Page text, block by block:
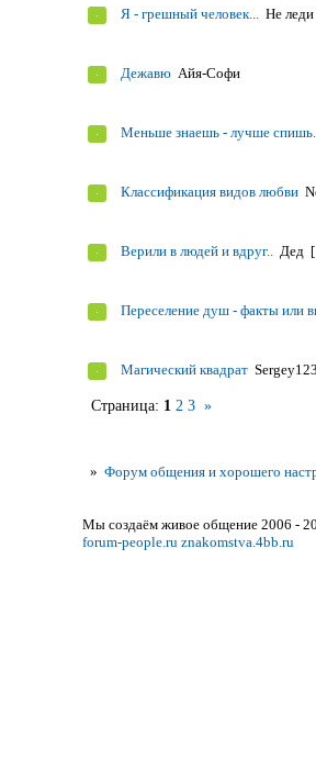
Я - грешный человек... Не леди
Дежавю Aйя-Софи
Меньше знаешь - лучше спишь.
Классификация видов любви
Верили в людей и вдруг.. Дед [
Переселение душ - факты или
Магический квадрат
Страница: 1 2 3 »
» Форум общения и хорошего
Мы создаём живое общение 2006 -
forum-people.ru znakomstva.4bb.ru